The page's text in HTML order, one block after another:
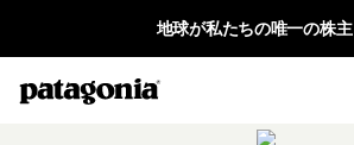
地球が私たちの唯一の株主